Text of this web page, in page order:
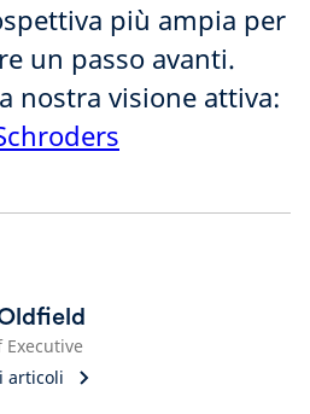
più ampia per
un passo avanti.
nostra visione attiva:
Executive
articoli